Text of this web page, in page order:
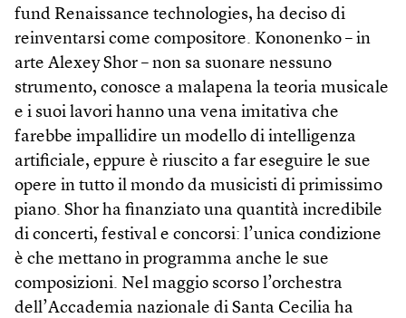
fund Renaissance technologies, ha deciso di
reinventarsi come compositore. Kononenko – in
arte Alexey Shor – non sa suonare nessuno
strumento, conosce a malapena la teoria musicale
e i suoi lavori hanno una vena imitativa che
farebbe impallidire un modello di intelligenza
artificiale, eppure è riuscito a far eseguire le sue
opere in tutto il mondo da musicisti di primissimo
piano. Shor ha finanziato una quantità incredibile
di concerti, festival e concorsi: l’unica condizione
è che mettano in programma anche le sue
composizioni. Nel maggio scorso l’orchestra
dell’Accademia nazionale di Santa Cecilia ha